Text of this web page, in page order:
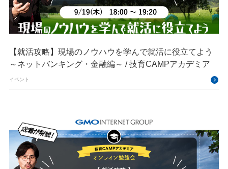
【就活攻略】現場のノウハウを学んで就活に役立てよう
～ネットバンキング・金融編～ / 技育CAMPアカデミア
イベント